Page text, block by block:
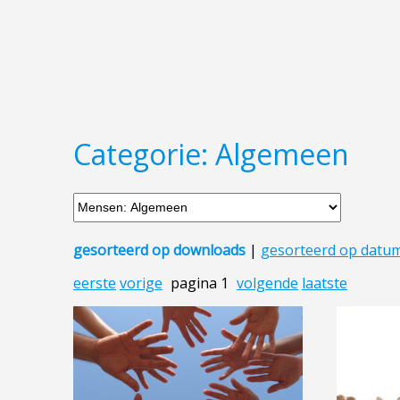
Categorie: Algemeen
gesorteerd op downloads | gesorteerd op
eerste vorige pagina 1 volgende laatste